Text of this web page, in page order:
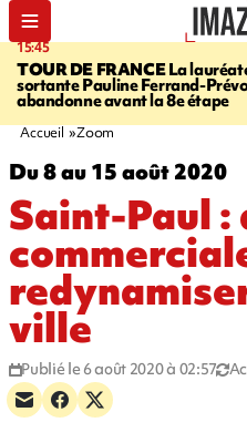
15:45
TOUR DE FRANCELa
sortante Pauline Ferrand-
abandonne avant la 8e étape
Accueil Zoom
Du 8 au 15 août 2020
Saint-Paul :
ville
Publié le 6 août 2020 à 02:57